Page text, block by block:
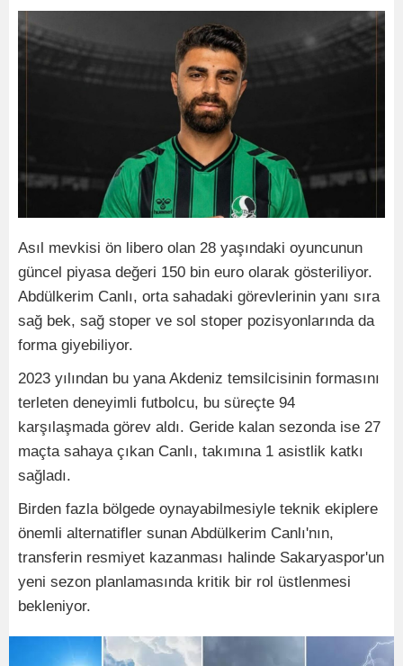
Asıl mevkisi ön libero olan 28 yaşındaki oyuncunun
güncel piyasa değeri 150 bin euro olarak gösteriliyor.
Abdülkerim Canlı, orta sahadaki görevlerinin yanı sıra
sağ bek, sağ stoper ve sol stoper pozisyonlarında da
forma giyebiliyor.
2023 yılından bu yana Akdeniz temsilcisinin formasını
terleten deneyimli futbolcu, bu süreçte 94
karşılaşmada görev aldı. Geride kalan sezonda ise 27
maçta sahaya çıkan Canlı, takımına 1 asistlik katkı
sağladı.
Birden fazla bölgede oynayabilmesiyle teknik ekiplere
önemli alternatifler sunan Abdülkerim Canlı'nın,
transferin resmiyet kazanması halinde Sakaryaspor'un
yeni sezon planlamasında kritik bir rol üstlenmesi
bekleniyor.